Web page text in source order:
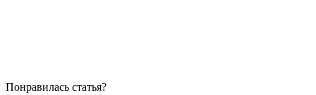
Понравилась статья?